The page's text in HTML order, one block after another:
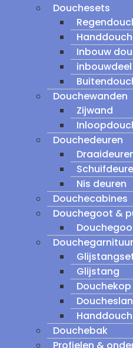
Douchesets
Inbouw
inbouwdeel
Douchewanden
Zijwand
Douchedeuren
Nis deuren
Douchecabines
Douchegoot &
Douchegarnituur
Glijstang
Douchekop
Douchebak
Profielen &